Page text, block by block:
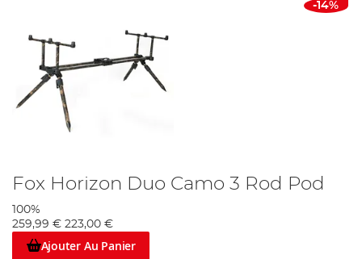
-14%
Fox Horizon Duo Camo 3 Rod Pod
100%
259,99 € 223,00 €
Ajouter Au Panier